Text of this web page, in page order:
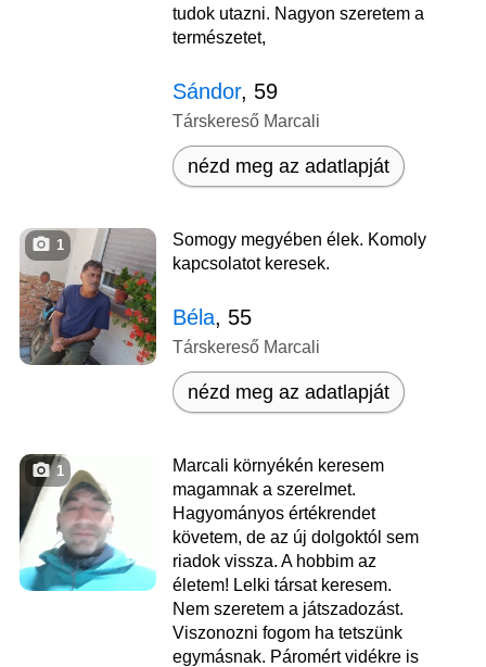
tudok utazni. Nagyon szeretem a
természetet,
Sándor, 59
Társkereső Marcali
nézd meg az adatlapját
1
Somogy megyében élek. Komoly
kapcsolatot keresek.
Béla, 55
Társkereső Marcali
nézd meg az adatlapját
1
Marcali környékén keresem
magamnak a szerelmet.
Hagyományos értékrendet
követem, de az új dolgoktól sem
riadok vissza. A hobbim az
életem! Lelki társat keresem.
Nem szeretem a játszadozást.
Viszonozni fogom ha tetszünk
egymásnak. Páromért vidékre is